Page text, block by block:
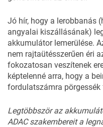
Jó hír, hogy a lerobbanás
angyalai kiszállásának)
akkumulátor lemerülése.
nem rajtaütésszerűen éri
fokozatosan veszítenek
képtelenné arra, hogy a
fordulatszámra
Legtöbbször az
ADAC szakembereit a